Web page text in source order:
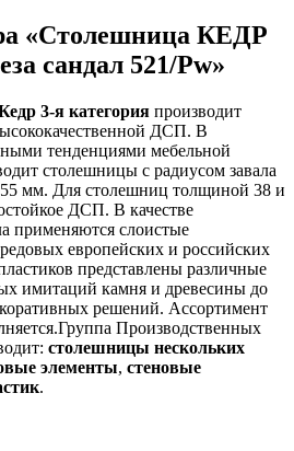
«Столешница КЕДР
сандал 521/Pw»
3-я категория производит
ДСП. В
тенденциями мебельной
столешницы с радиусом завала
мм. Для столешниц толщиной 38 и
ДСП. В качестве
применяются слоистые
европейских и российских
представлены различные
имитаций камня и древесины до
решений. Ассортимент
Производственных
столешницы нескольких
элементы, стеновые
.